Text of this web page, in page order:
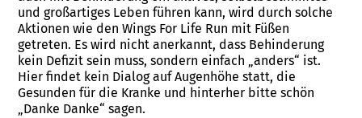
und großartiges Leben führen kann, wird durch solche
Aktionen wie den Wings For Life Run mit Füßen
getreten. Es wird nicht anerkannt, dass Behinderung
kein Defizit sein muss, sondern einfach „anders“ ist.
Hier findet kein Dialog auf Augenhöhe statt, die
Gesunden für die Kranke und hinterher bitte schön
„Danke Danke“ sagen.